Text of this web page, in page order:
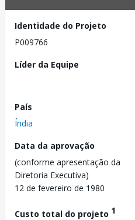
Identidade do Projeto
P009766
Líder da Equipe
País
Índia
Data da aprovação
(conforme apresentação da
Diretoria Executiva)
12 de fevereiro de 1980
Custo total do projeto 1